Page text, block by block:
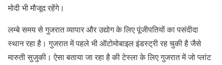
मोदी भी मौजूद रहेंगे।
लम्बे समय से गुजरात व्यापार और उद्योग के लिए पूंजीपतियों का पसंदीदा
स्थान रहा है। गुजरात में पहले भी ऑटोमोबाइल इंडस्ट्री रह चुकी है जैसे
मारुती सुजुकी। ऐसा बताया जा रहा है की टेस्ला के लिए गुजरात में जो प्लांट